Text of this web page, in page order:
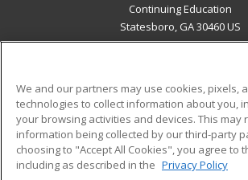
Continuing Education
Statesboro, GA 30460 US
ADDITIONAL RESOURCES
Military
Financial Assistance
Help
Student Blog
We and our partners may use cookies, pixels,
technologies to collect information about you,
your browsing activities and devices. This may
information being collected by our third-party
choosing to "Accept All Cookies", you agree to
including as described in the Privacy Policy